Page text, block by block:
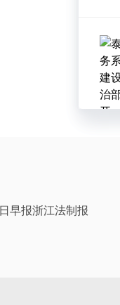
早报浙江法制报